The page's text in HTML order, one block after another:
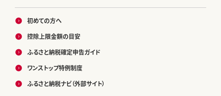
初めての方へ
控除上限金額の目安
ふるさと納税確定申告ガイド
ワンストップ特例制度
ふるさと納税ナビ（外部サイト）